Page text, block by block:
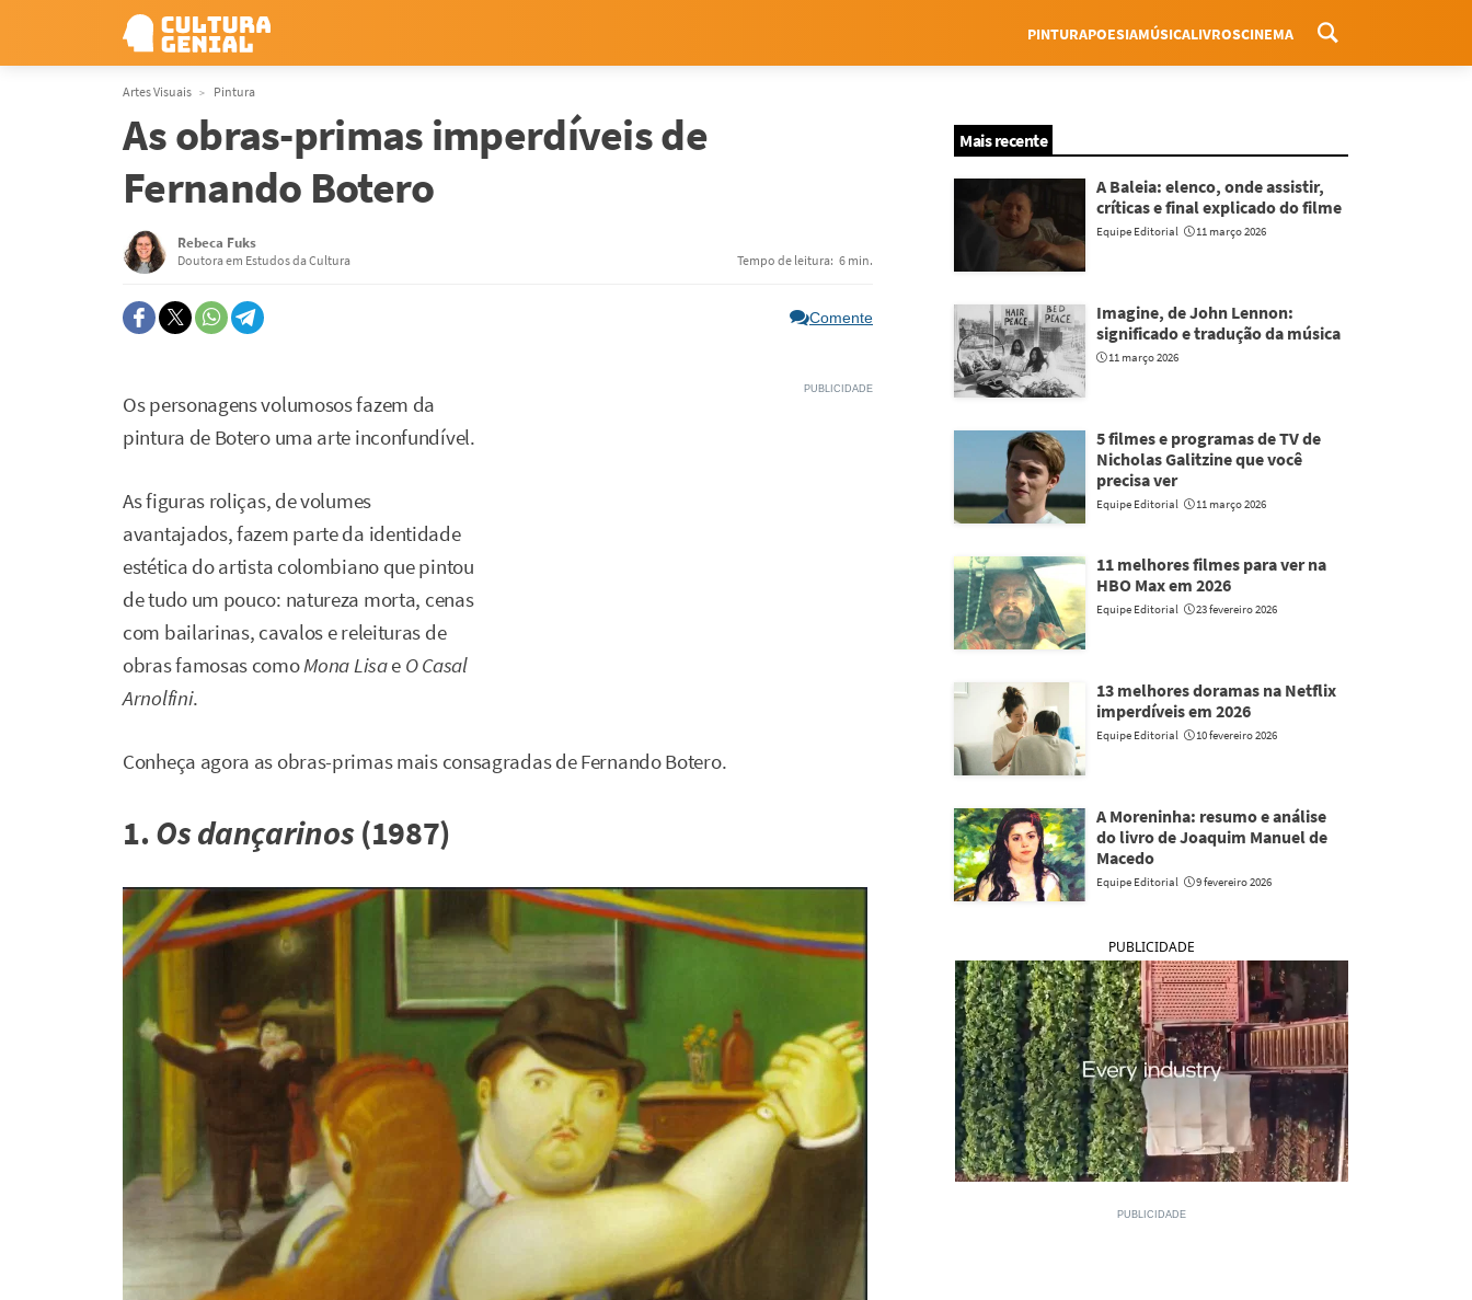
Menu
PINTURAPOESIAMÚSICALIVROSCINEMA
Artes Visuais Pintura
As obras-primas imperdíveis de
Fernando Botero
Rebeca Fuks
Doutora em Estudos da Cultura Tempo de leitura: 6 min.
Comente
Os personagens volumosos fazem da
pintura de Botero uma arte inconfundível.
As figuras roliças, de volumes
avantajados, fazem parte da identidade
estética do artista colombiano que pintou
de tudo um pouco: natureza morta, cenas
com bailarinas, cavalos e releituras de
obras famosas comoMona Lisae O Casal
Arnolfini.
Conheça agora as obras-primas mais consagradas de Fernando Botero.
1. Os dançarinos(1987)
Mais recente
A Baleia: elenco, onde assistir,
críticas e final explicado do filme
Equipe Editorial 11 março 2026
Imagine, de John Lennon:
significado e tradução da música
11 março 2026
5 filmes e programas de TV de
Nicholas Galitzine que você
precisa ver
Equipe Editorial 11 março 2026
11 melhores filmes para ver na
HBO Max em 2026
Equipe Editorial 23 fevereiro 2026
13 melhores doramas na Netflix
imperdíveis em 2026
Equipe Editorial 10 fevereiro 2026
A Moreninha: resumo e análise
do livro de Joaquim Manuel de
Macedo
Equipe Editorial 9 fevereiro 2026
PUBLICIDADE